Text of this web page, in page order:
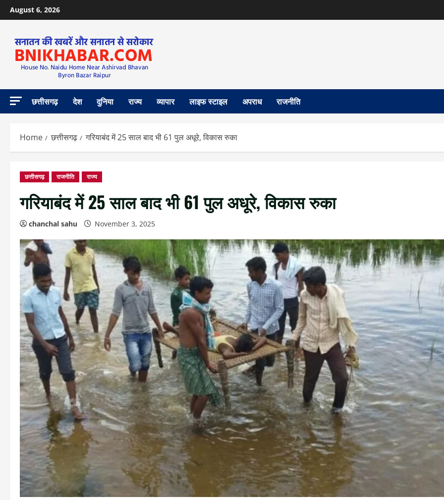
August 6, 2026
छत्तीसगढ़ देश दुनिया राज्य व्यापार लाइफ स्टाइल अपराध राजनीति
Home छत्तीसगढ़ गरियाबंद में 25 साल बाद भी 61 पुल अधूरे, विकास रुका
छत्तीसगढ़ राजनीति राज्य
गरियाबंद में 25 साल बाद भी 61 पुल अधूरे, विकास रुका
chanchal sahu November 3, 2025